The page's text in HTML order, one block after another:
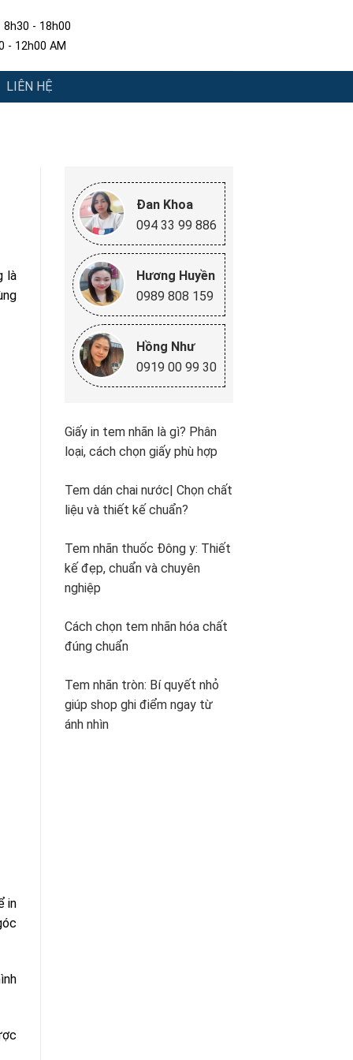
- 18h00
- 12h00 AM
LIÊN HỆ
là
in
Đan Khoa
094 33 99 886
Hương Huyền
0989 808 159
Hồng Như
0919 00 99 30
Giấy in tem nhãn là gì? Phân
loại, cách chọn giấy phù hợp
Tem dán chai nước| Chọn chất
liệu và thiết kế chuẩn?
Tem nhãn thuốc Đông y: Thiết
kế đẹp, chuẩn và chuyên
nghiệp
Cách chọn tem nhãn hóa chất
đúng chuẩn
Tem nhãn tròn: Bí quyết nhỏ
giúp shop ghi điểm ngay từ
ánh nhìn